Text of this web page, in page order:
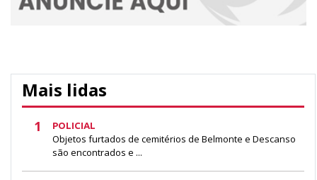
Mais lidas
1 POLICIAL
Objetos furtados de cemitérios de Belmonte e Descanso
são encontrados e ...